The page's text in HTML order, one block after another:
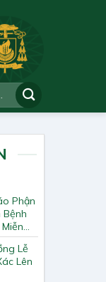
Phận
Bệnh
Đồng
Lễ
Lên